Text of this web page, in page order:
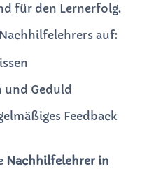
für den Lernerfolg.
auf:
und Geduld
Feedback
Nachhilfelehrer in